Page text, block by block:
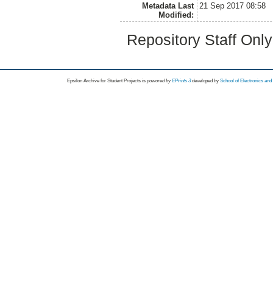
Metadata Last
Modified:
21 Sep 2017 08:58
Repository Staff
Epsilon Archive for Student Projects is powored byEPrints 3 developed by School of Electronics